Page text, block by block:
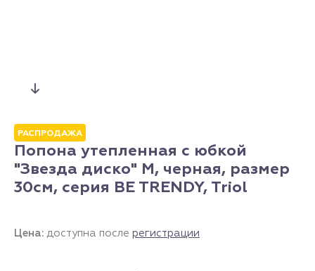
РАСПРОДАЖА
Попона утепленная с юбкой
"Звезда диско" M, черная, размер
30см, серия BE TRENDY, Triol
Цена: доступна после регистрации